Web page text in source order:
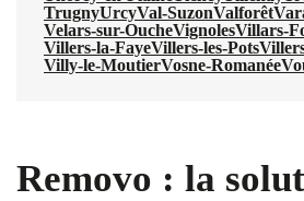
TrugnyUrcyVal-SuzonValforêt
Velars-sur-OucheVignolesVillars-
Villers-la-FayeVillers-les-Pots
Villy-le-MoutierVosne-Romanée
Removo : la